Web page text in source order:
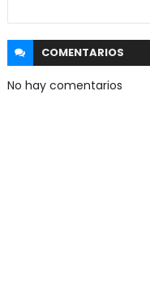
COMENTARIOS
No hay comentarios